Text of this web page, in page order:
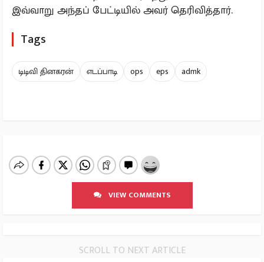
இவ்வாறு அந்தப் பேட்டியில் அவர் தெரிவித்தார்.
Tags
டிடிவி தினகரன் எடப்பாடி ops eps admk
VIEW COMMENTS
SCROLL TO NEXT ARTICLE